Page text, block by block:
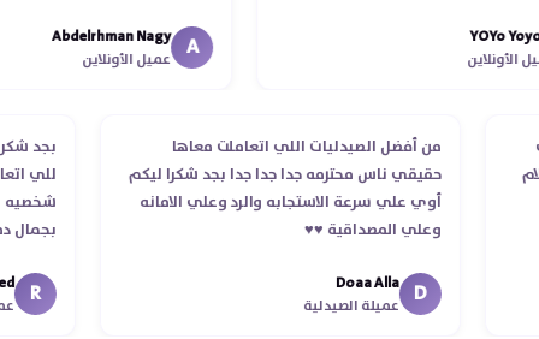
YOYo
انتهاء موعد عمله ..فضل يتابع
استلمت ..شكرا جزيلا ليكم
A
Abdelrhman Nagy
عميل الأونلاين
من أفضل الصيدليات اللي اتعاملت معاها
حقيقي ناس محترمه جدا جدا جدا بجد شكرا ليكم
أوي علي سرعة الاستجابه والرد وعلي الامانه
وعلي المصداقية ♥️♥️‏
D
Doaa Alla
عميلة الصيدلية
للي
R